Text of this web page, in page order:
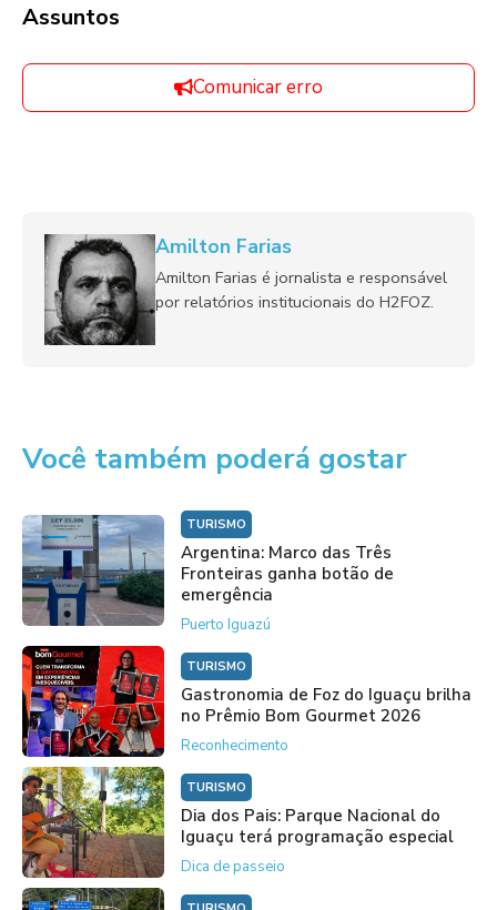
Assuntos
Comunicar erro
Amilton Farias
Amilton Farias é jornalista e responsável
por relatórios institucionais do H2FOZ.
Você também poderá gostar
TURISMO
Argentina: Marco das Três
Fronteiras ganha botão de
emergência
Puerto Iguazú
TURISMO
Gastronomia de Foz do Iguaçu brilha
no Prêmio Bom Gourmet 2026
Reconhecimento
TURISMO
Dia dos Pais: Parque Nacional do
Iguaçu terá programação especial
Dica de passeio